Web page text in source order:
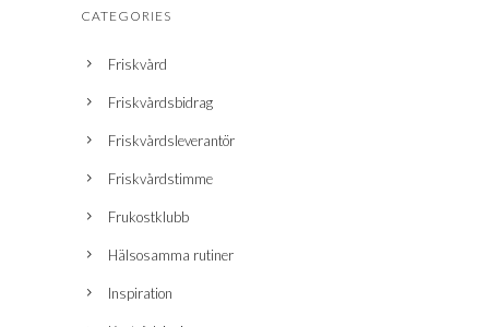
CATEGORIES
Friskvård
Friskvårdsbidrag
Friskvårdsleverantör
Friskvårdstimme
Frukostklubb
Hälsosamma rutiner
Inspiration